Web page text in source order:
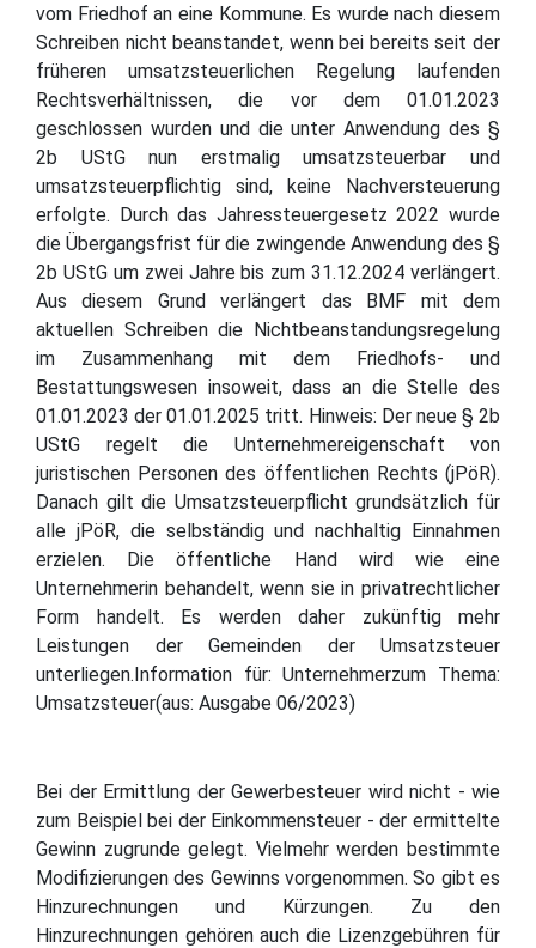
vom Friedhof an eine Kommune. Es wurde nach diesem
Schreiben nicht beanstandet, wenn bei bereits seit der
früheren umsatzsteuerlichen Regelung laufenden
Rechtsverhältnissen, die vor dem 01.01.2023
geschlossen wurden und die unter Anwendung des §
2b UStG nun erstmalig umsatzsteuerbar und
umsatzsteuerpflichtig sind, keine Nachversteuerung
erfolgte. Durch das Jahressteuergesetz 2022 wurde
die Übergangsfrist für die zwingende Anwendung des §
2b UStG um zwei Jahre bis zum 31.12.2024 verlängert.
Aus diesem Grund verlängert das BMF mit dem
aktuellen Schreiben die Nichtbeanstandungsregelung
im Zusammenhang mit dem Friedhofs- und
Bestattungswesen insoweit, dass an die Stelle des
01.01.2023 der 01.01.2025 tritt. Hinweis: Der neue § 2b
UStG regelt die Unternehmereigenschaft von
juristischen Personen des öffentlichen Rechts (jPöR).
Danach gilt die Umsatzsteuerpflicht grundsätzlich für
alle jPöR, die selbständig und nachhaltig Einnahmen
erzielen. Die öffentliche Hand wird wie eine
Unternehmerin behandelt, wenn sie in privatrechtlicher
Form handelt. Es werden daher zukünftig mehr
Leistungen der Gemeinden der Umsatzsteuer
unterliegen.Information für: Unternehmerzum Thema:
Umsatzsteuer(aus: Ausgabe 06/2023)
Bei der Ermittlung der Gewerbesteuer wird nicht - wie
zum Beispiel bei der Einkommensteuer - der ermittelte
Gewinn zugrunde gelegt. Vielmehr werden bestimmte
Modifizierungen des Gewinns vorgenommen. So gibt es
Hinzurechnungen und Kürzungen. Zu den
Hinzurechnungen gehören auch die Lizenzgebühren für